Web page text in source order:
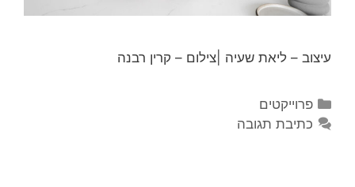
עיצוב – ליאת שעיה |צילום – קרין רבנה
פרוייקטים
כתיבת תגובה